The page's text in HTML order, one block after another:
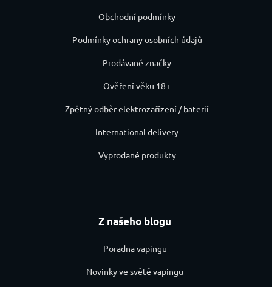
Obchodní podmínky
Podmínky ochrany osobních údajů
Prodávané značky
Ověření věku 18+
Zpětný odběr elektrozařízení / baterií
International delivery
Vyprodané produkty
Z našeho blogu
Poradna vapingu
Novinky ve světě vapingu